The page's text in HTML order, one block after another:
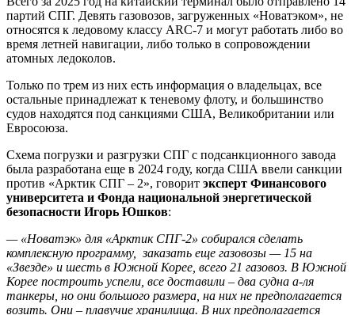
партий СПГ. Девять газовозов, загруженных «Новатэком», не
относятся к ледовому классу ARC-7 и могут работать либо во
время летней навигации, либо только в сопровождении
атомных ледоколов.
Только по трем из них есть информация о владельцах, все
остальные принадлежат к теневому флоту, и большинство
судов находятся под санкциями США, Великобритании или
Евросоюза.
Схема погрузки и разгрузки СПГ с подсанкционного завода
была разработана еще в 2024 году, когда США ввели санкции
против «Арктик СПГ – 2», говорит эксперт Финансового
университета и Фонда национальной энергетической
безопасности Игорь Юшков:
— «Новатэк» для «Арктик СПГ-2» собирался сделать
комплексную программу, заказать еще газовозы — 15 на
«Звезде» и шесть в Южной Корее, всего 21 газовоз. В Южной
Корее построить успели, все доставили – два судна а-ля
танкеры, но они большого размера, на них не предполагается
возить. Они – плавучие хранилища. В них предполагается